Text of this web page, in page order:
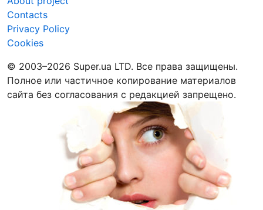
Contacts
Privacy Policy
Cookies
© 2003–2026 Super.ua LTD. Все права защищены.
Полное или частичное копирование материалов
сайта без согласования с редакцией запрещено.